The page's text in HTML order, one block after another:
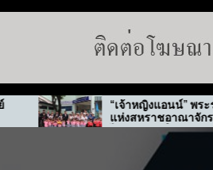
“เจ้าหญิงแอนน์” พระราชกุมารี
แห่งสหราชอาณาจักร เสด็จเยือน
ไทย-เกาหลีใต้